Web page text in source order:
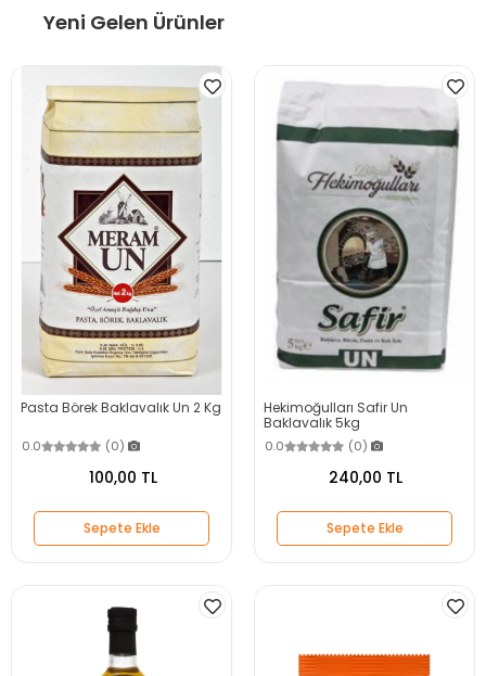
Yeni Gelen Ürünler
Pasta Börek Baklavalık Un 2 Kg
0.0 (0)
100,00 TL
Sepete Ekle
Hekimoğulları Safir Un
Baklavalık 5kg
0.0 (0)
240,00 TL
Sepete Ekle